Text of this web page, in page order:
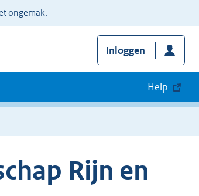
ongemak.
Inloggen
Help
Rijn en